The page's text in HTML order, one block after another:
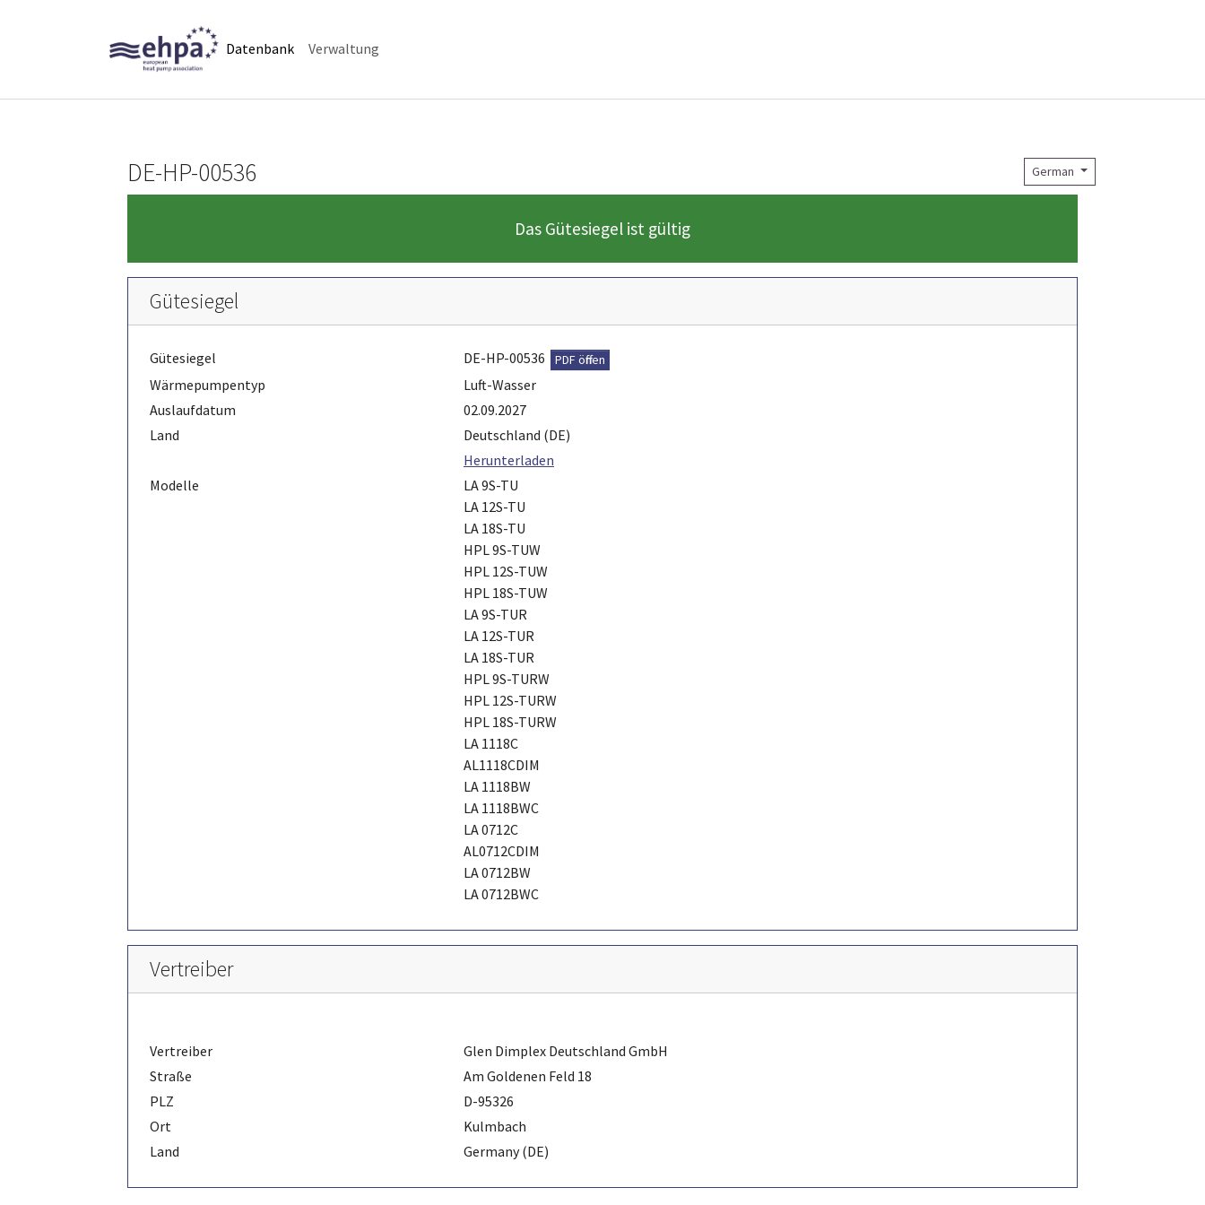
Datenbank(current)
Verwaltung
German
DE-HP-00536
Das Gütesiegel ist gültig
Gütesiegel
Gütesiegel DE-HP-00536 PDF öffnen
Wärmepumpentyp
Luft-Wasser
Auslaufdatum
02.09.2027
Land
Deutschland (DE)
Herunterladen
Modelle
LA 9S-TU
LA 12S-TU
LA 18S-TU
HPL 9S-TUW
HPL 12S-TUW
HPL 18S-TUW
LA 9S-TUR
LA 12S-TUR
LA 18S-TUR
HPL 9S-TURW
HPL 12S-TURW
HPL 18S-TURW
LA 1118C
AL1118CDIM
LA 1118BW
LA 1118BWC
LA 0712C
AL0712CDIM
LA 0712BW
LA 0712BWC
Vertreiber
Vertreiber
Glen Dimplex Deutschland GmbH
Straße
Am Goldenen Feld 18
PLZ
D-95326
Ort
Kulmbach
Land
Germany (DE)